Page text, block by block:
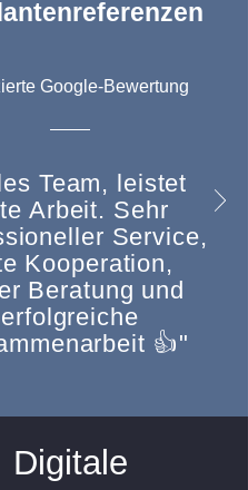
Google-Bewertung
Team, leistet
Arbeit. Sehr
Service,
Kooperation,
Beratung und
erfolgreiche
👍"
Digitale